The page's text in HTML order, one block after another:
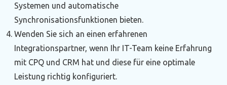
Systemen und automatische
Synchronisationsfunktionen bieten.
Wenden Sie sich an einen erfahrenen
Integrationspartner, wenn Ihr IT-Team keine Erfahrung
mit CPQ und CRM hat und diese für eine optimale
Leistung richtig konfiguriert.